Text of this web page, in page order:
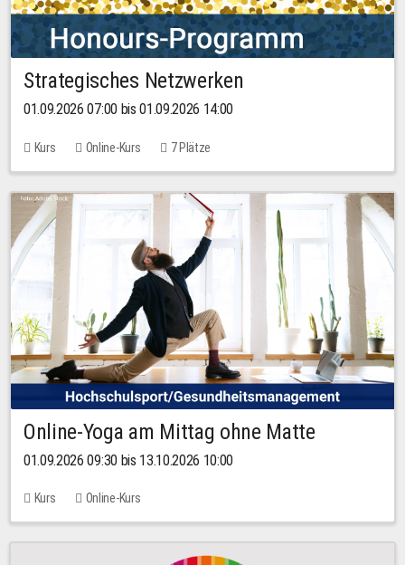
Strategisches Netzwerken
01.09.2026 07:00 bis 01.09.2026 14:00
Kurs Online-Kurs 7 Plätze
Online-Yoga am Mittag ohne Matte
01.09.2026 09:30 bis 13.10.2026 10:00
Kurs Online-Kurs